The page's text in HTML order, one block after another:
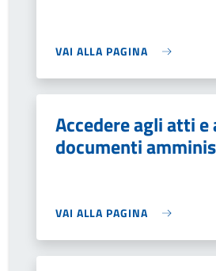
VAI ALLA PAGINA
Accedere agli atti e
documenti
VAI ALLA PAGINA